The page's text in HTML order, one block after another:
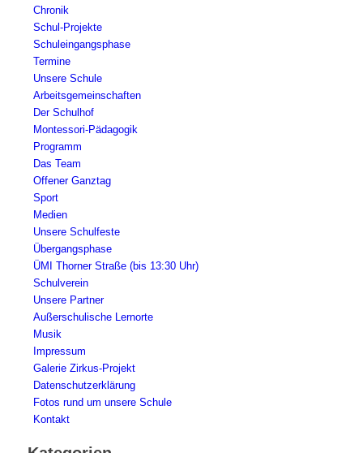
Chronik
Schul-Projekte
Schuleingangsphase
Termine
Unsere Schule
Arbeitsgemeinschaften
Der Schulhof
Montessori-Pädagogik
Programm
Das Team
Offener Ganztag
Sport
Medien
Unsere Schulfeste
Übergangsphase
ÜMI Thorner Straße (bis 13:30 Uhr)
Schulverein
Unsere Partner
Außerschulische Lernorte
Musik
Impressum
Galerie Zirkus-Projekt
Datenschutzerklärung
Fotos rund um unsere Schule
Kontakt